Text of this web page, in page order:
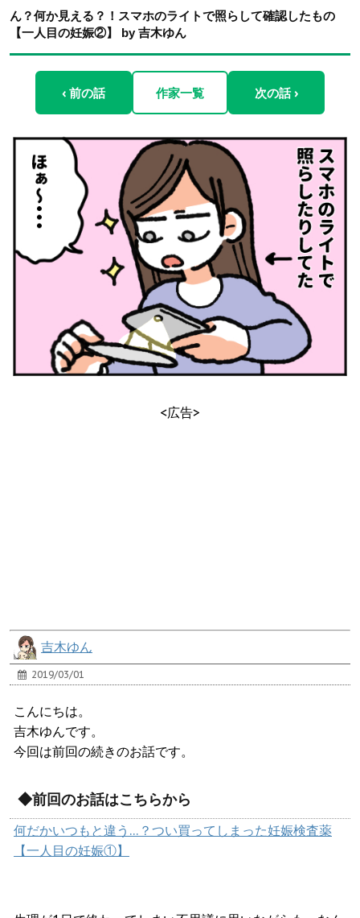
ん？何か見える？！スマホのライトで照らして確認したもの
【一人目の妊娠②】 by 吉木ゆん
‹ 前の話 作家一覧 次の話 ›
<広告>
吉木ゆん
2019/03/01
こんにちは。
吉木ゆんです。
今回は前回の続きのお話です。
◆前回のお話はこちらから
何だかいつもと違う…？つい買ってしまった妊娠検査薬
【一人目の妊娠①】